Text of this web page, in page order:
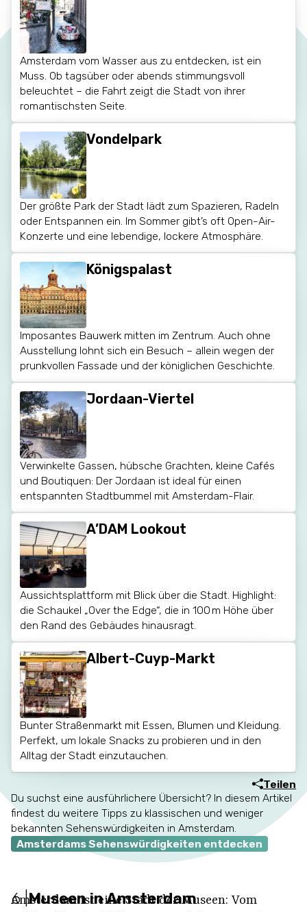
Amsterdam vom Wasser aus zu entdecken, ist ein
Muss. Ob tagsüber oder abends stimmungsvoll
beleuchtet – die Fahrt zeigt die Stadt von ihrer
romantischsten Seite.
Vondelpark
Der größte Park der Stadt lädt zum Spazieren, Radeln
oder Entspannen ein. Im Sommer gibt’s oft Open-Air-
Konzerte und eine lebendige, lockere Atmosphäre.
Königspalast
Imposantes Bauwerk mitten im Zentrum. Auch ohne
Ausstellung lohnt sich ein Besuch – allein wegen der
prunkvollen Fassade und der königlichen Geschichte.
Jordaan-Viertel
Verwinkelte Gassen, hübsche Grachten, kleine Cafés
und Boutiquen: Der Jordaan ist ideal für einen
entspannten Stadtbummel mit Amsterdam-Flair.
A’DAM Lookout
Aussichtsplattform mit Blick über die Stadt. Highlight:
die Schaukel „Over the Edge“, die in 100 m Höhe über
den Rand des Gebäudes hinausragt.
Albert-Cuyp-Markt
Bunter Straßenmarkt mit Essen, Blumen und Kleidung.
Perfekt, um lokale Snacks zu probieren und in den
Alltag der Stadt einzutauchen.
Teilen
Du suchst eine ausführlichere Übersicht? In diesem Artikel
findest du weitere Tipps zu klassischen und weniger
bekannten Sehenswürdigkeiten in Amsterdam.
Amsterdams Sehenswürdigkeiten entdecken
6|Museen in Amsterdam
Amsterdam ist eine Stadt der Museen: Vom